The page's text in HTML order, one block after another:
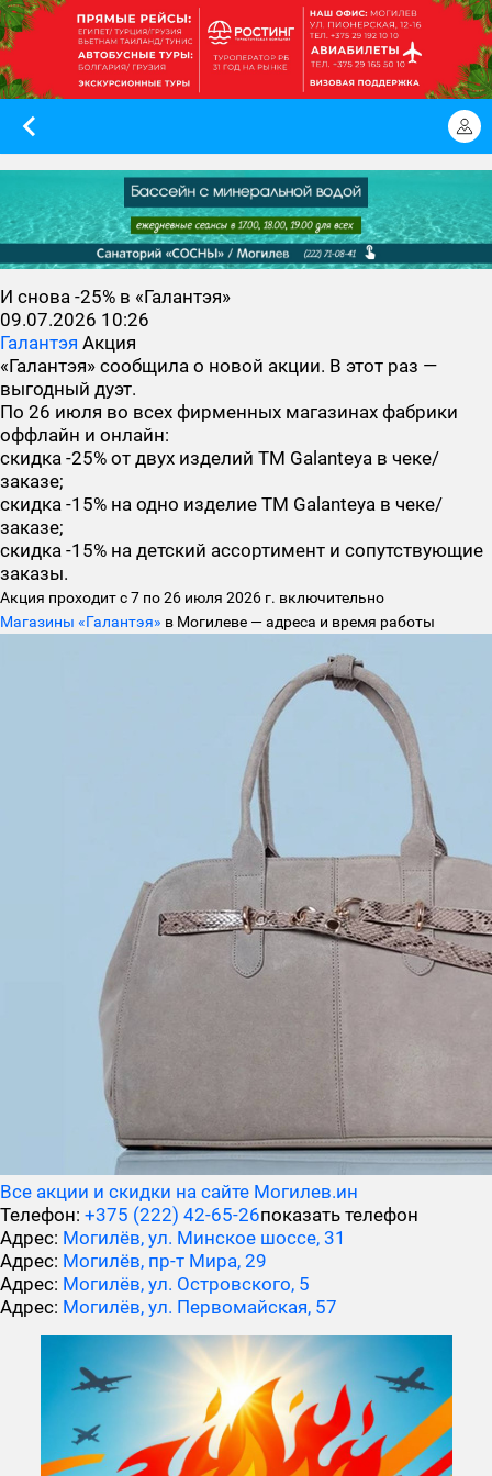
И снова -25% в «Галантэя»
09.07.2026 10:26
Галантэя Акция
«Галантэя» сообщила о новой акции. В этот раз —
выгодный дуэт.
По 26 июля во всех фирменных магазинах фабрики
оффлайн и онлайн:
скидка -25% от двух изделий TM Galanteya в чеке/
заказе;
скидка -15% на одно изделие TM Galanteya в чеке/
заказе;
скидка -15% на детский ассортимент и сопутствующие
заказы.
Акция проходит с 7 по 26 июля 2026 г. включительно
Магазины «Галантэя» в Могилеве — адреса и время работы
Все акции и скидки на сайте Могилев.ин
Телефон: +375 (222) 42-65-26показать телефон
Адрес: Могилёв, ул. Минское шоссе, 31
Адрес: Могилёв, пр-т Мира, 29
Адрес: Могилёв, ул. Островского, 5
Адрес: Могилёв, ул. Первомайская, 57